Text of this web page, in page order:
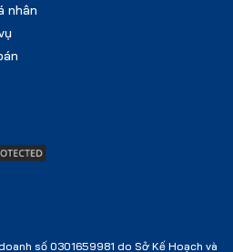
số 0301659981 do Sở Kế Hoạch và
nhân